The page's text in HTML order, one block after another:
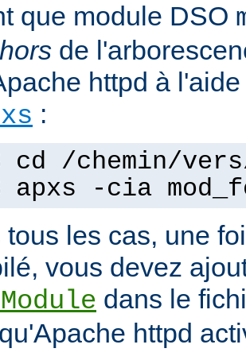
que module DSO
de
httpd à
:
cd /chemin/
apxs -cia
tous les cas, une
vous devez
dans le
httpd